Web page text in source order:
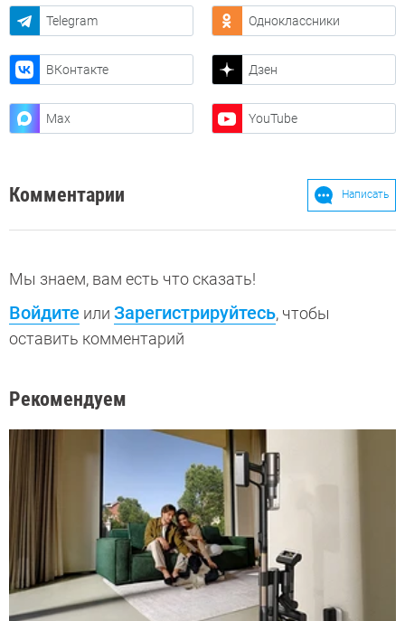
Telegram Одноклассники
ВКонтакте Дзен
Max YouTube
Комментарии Написать
Мы знаем, вам есть что сказать!
Войдите или Зарегистрируйтесь, чтобы
оставить комментарий
Рекомендуем